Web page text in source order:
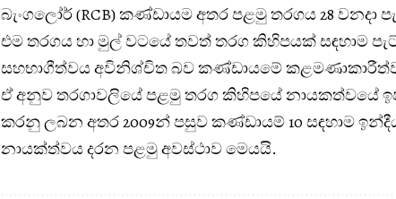
බැංගලෝර් (RCB) කණ්ඩායම අතර පළමු තරගය 28 වනදා
එම තරගය හා මුල් වටයේ තවත් තරග කිහිපයක් සඳහාම
සහභාගීත්වය අවිනිශ්චිත බව කණ්ඩායමේ
ඒ අනුව තරගාවලියේ පළමු තරග කිහිපයේ නායකත්වයේ
කරනු ලබන අතර 2009න් පසුව කණ්ඩායම් 10 සඳහාම
නායක්ත්වය දරන පළමු අවස්ථාව මෙයයි.